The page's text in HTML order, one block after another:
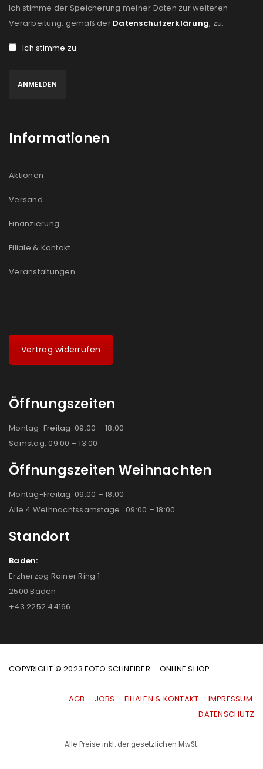
Ich stimme der Speicherung meiner Daten zur weiteren
Verarbeitung, gemäß der Datenschutzerklärung, zu:
Ich stimme zu
Informationen
Aktionen
Versand
Finanzierung
Filiale & Kontakt
Veranstaltungen
Vertrag widerrufen
Öffnungszeiten
Montag-Freitag: 09:00 – 18:00
Samstag: 09:00 – 13:00
Öffnungszeiten Weihnachten
Montag-Freitag: 09:00 – 18:00
Alle 4 Weihnachtssamstage : 09:00 – 18:00
Standort
Baden:
Erzherzog Rainer Ring 1
2500 Baden
+43 2252 44166
COPYRIGHT © 2023 FOTO SCHNEIDER – ONLINE SHOP
AGB JOBS FILIALEN & KONTAKT
IMPRESSUM
|DATENSCHUTZ
Alle Preise inkl. der gesetzlichen MwSt.